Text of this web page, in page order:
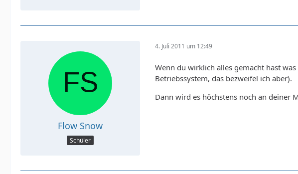
Flow Snow
Schüler
4. Juli 2011 um 12:49
Wenn du wirklich alles gemacht hast
Betriebssystem, das bezweifel ich aber).
Dann wird es höchstens noch an deiner